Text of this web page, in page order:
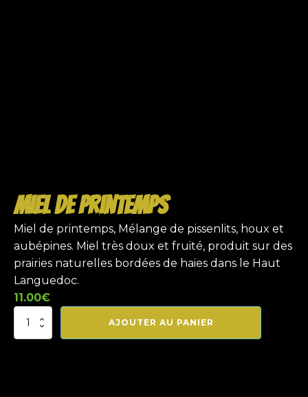
Miel de printemps
Miel de printemps, Mélange de pissenlits, houx et
aubépines. Miel très doux et fruité, produit sur des
prairies naturelles bordées de haies dans le Haut
Languedoc.
11.00€
quantité
AJOUTER AU PANIER